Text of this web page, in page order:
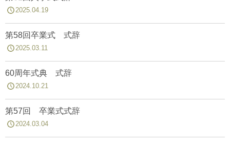
2025.04.19
第58回卒業式 式辞
2025.03.11
60周年式典 式辞
2024.10.21
第57回 卒業式式辞
2024.03.04